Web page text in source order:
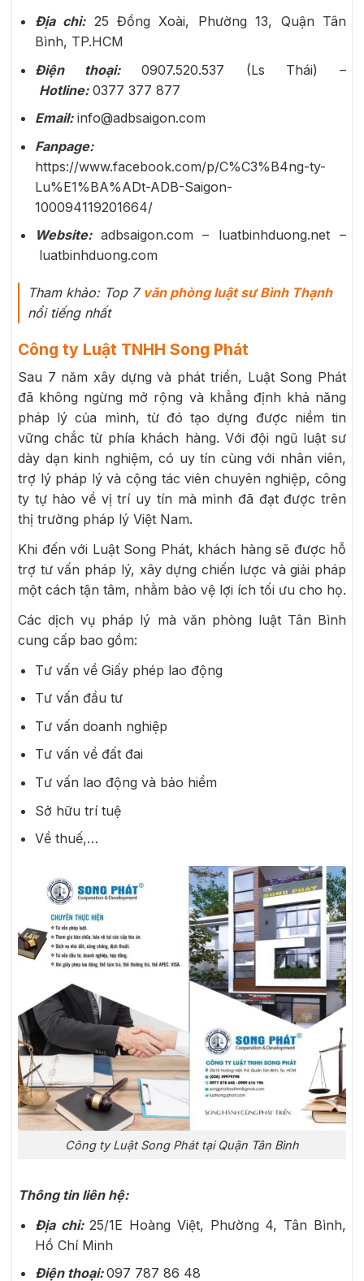
Địa chỉ:25 Đồng Xoài, Phường 13, Quận Tân
Bình, TP.HCM
Điện thoại:0907.520.537 (Ls Thái) –
Hotline: 0377 377 877
Email:info@adbsaigon.com
Fanpage:
https://www.facebook.com/p/C%C3%B4ng-ty-
Lu%E1%BA%ADt-ADB-Saigon-
100094119201664/
Website: adbsaigon.com – luatbinhduong.net –
luatbinhduong.com
Tham khảo: Top 7 văn phòng luật sư Bình Thạnh
nổi tiếng nhất
Công ty Luật TNHH Song Phát
Sau 7 năm xây dựng và phát triển, Luật Song Phát
đã không ngừng mở rộng và khẳng định khả năng
pháp lý của mình, từ đó tạo dựng được niềm tin
vững chắc từ phía khách hàng. Với đội ngũ luật sư
dày dạn kinh nghiệm, có uy tín cùng với nhân viên,
trợ lý pháp lý và cộng tác viên chuyên nghiệp, công
ty tự hào về vị trí uy tín mà mình đã đạt được trên
thị trường pháp lý Việt Nam.
Khi đến với Luật Song Phát, khách hàng sẽ được hỗ
trợ tư vấn pháp lý, xây dựng chiến lược và giải pháp
một cách tận tâm, nhằm bảo vệ lợi ích tối ưu cho họ.
Các dịch vụ pháp lý mà văn phòng luật Tân Bình
cung cấp bao gồm:
Tư vấn về Giấy phép lao động
Tư vấn đầu tư
Tư vấn doanh nghiệp
Tư vấn về đất đai
Tư vấn lao động và bảo hiểm
Sở hữu trí tuệ
Về thuế,…
Công ty Luật Song Phát tại Quận Tân Bình
Thông tin liên hệ:
Địa chỉ:25/1E Hoàng Việt, Phường 4, Tân Bình,
Hồ Chí Minh
Điện thoại:097 787 86 48